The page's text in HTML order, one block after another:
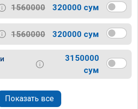
1560000 320000 сум
1560000 320000 сум
3150000
сум
Показать все